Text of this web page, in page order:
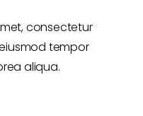
consectetur
tempor
aliqua.